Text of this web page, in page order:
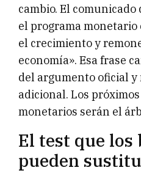
cambio. El comunicado
el programa monetario
el crecimiento y
economía». Esa frase
del argumento oficial
adicional. Los
monetarios serán el
El test que los
pueden